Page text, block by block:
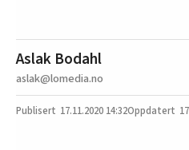
Aslak Bodahl
aslak@lomedia.no
17.11.2020 14:32